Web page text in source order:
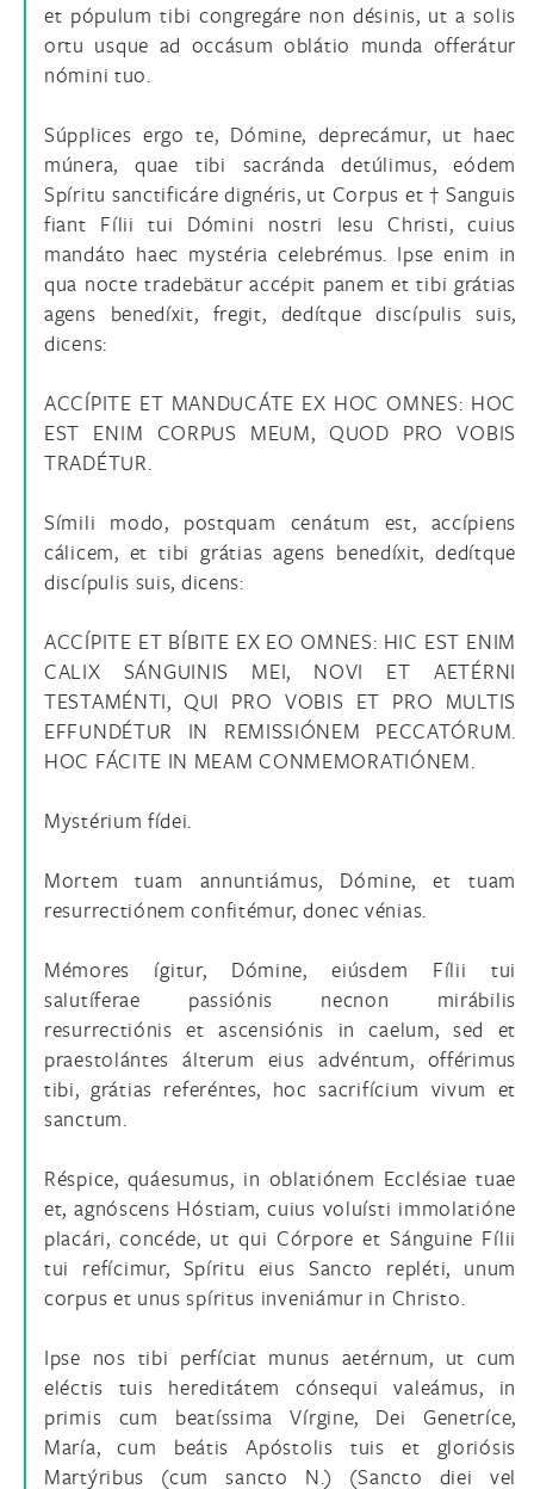
et pópulum tibi congregáre non désinis, ut a solis
ortu usque ad occásum oblátio munda offerátur
nómini tuo.
Súpplices ergo te, Dómine, deprecámur, ut haec
múnera, quae tibi sacránda detúlimus, eódem
Spíritu sanctificáre dignéris, ut Corpus et † Sanguis
fiant Fílii tui Dómini nostri Iesu Christi, cuius
mandáto haec mystéria celebrémus. Ipse enim in
qua nocte tradebätur accépit panem et tibi grátias
agens benedíxit, fregit, dedítque discípulis suis,
dicens:
ACCÍPITE ET MANDUCÁTE EX HOC OMNES: HOC
EST ENIM CORPUS MEUM, QUOD PRO VOBIS
TRADÉTUR.
Símili modo, postquam cenátum est, accípiens
cálicem, et tibi grátias agens benedíxit, dedítque
discípulis suis, dicens:
ACCÍPITE ET BÍBITE EX EO OMNES: HIC EST ENIM
CALIX SÁNGUINIS MEI, NOVI ET AETÉRNI
TESTAMÉNTI, QUI PRO VOBIS ET PRO MULTIS
EFFUNDÉTUR IN REMISSIÓNEM PECCATÓRUM.
HOC FÁCITE IN MEAM CONMEMORATIÓNEM.
Mystérium fídei.
Mortem tuam annuntiámus, Dómine, et tuam
resurrectiónem confitémur, donec vénias.
Mémores ígitur, Dómine, eiúsdem Fílii tui
salutíferae passiónis necnon mirábilis
resurrectiónis et ascensiónis in caelum, sed et
praestolántes álterum eius advéntum, offérimus
tibi, grátias referéntes, hoc sacrifícium vivum et
sanctum.
Réspice, quáesumus, in oblatiónem Ecclésiae tuae
et, agnóscens Hóstiam, cuius voluísti immolatióne
placári, concéde, ut qui Córpore et Sánguine Fílii
tui refícimur, Spíritu eius Sancto repléti, unum
corpus et unus spíritus inveniámur in Christo.
Ipse nos tibi perfíciat munus aetérnum, ut cum
eléctis tuis hereditátem cónsequi valeámus, in
primis cum beatíssima Vírgine, Dei Genetríce,
María, cum beátis Apóstolis tuis et gloriósis
Martýribus (cum sancto N.) (Sancto diei vel